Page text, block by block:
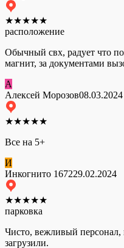
★★★★★
расположение
Обычный свх, радует что
магнит, за документами
А
Алексей Морозов08.03.2024
★★★★★
Все на 5+
И
Инкогнито 167229.02.2024
★★★★★
парковка
Чисто, вежливый персонал,
загрузили.